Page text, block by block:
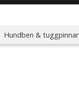
Hundben & tuggpinnar